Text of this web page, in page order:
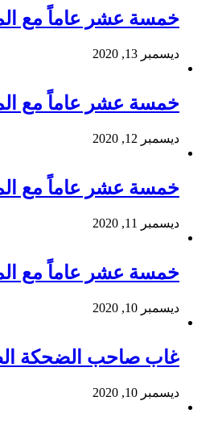
خمسة عشر عاماً مع
ديسمبر 13, 2020
خمسة عشر عاماً مع
ديسمبر 12, 2020
خمسة عشر عاماً مع
ديسمبر 11, 2020
خمسة عشر عاماً مع
ديسمبر 10, 2020
غاب صاحب الضحكة
ديسمبر 10, 2020